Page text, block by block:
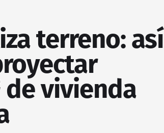
terreno: así
de vivienda